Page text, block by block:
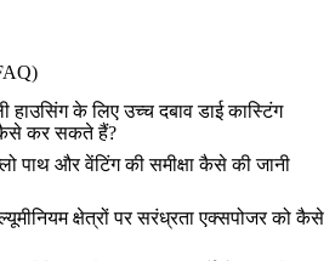
हाउसिंग के लिए उच्च दबाव डाई कास्टिंग
कैसे कर सकते हैं?
पाथ और वेंटिंग की समीक्षा कैसे की जानी
क्षेत्रों पर सरंध्रता एक्सपोजर को कैसे